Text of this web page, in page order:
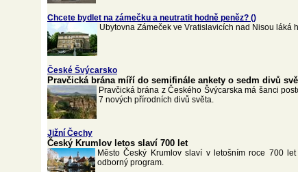
Chcete bydlet na zámečku a neutratit hodně peněz? ()
Ubytovna Zámeček ve Vratislavicích nad Nisou láká
České Švýcarsko
Pravčická brána míří do semifinále ankety o sedm divů
Pravčická brána z Českého Švýcarska má šanci
7 nových přírodních divů světa.
Jižní Čechy
Český Krumlov letos slaví 700 let
Město Český Krumlov slaví v letošním roce 700
odborný program.